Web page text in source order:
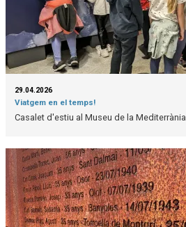
29.04.2026
Viatgem en el temps!
Casalet d'estiu al Museu de la Mediterrània